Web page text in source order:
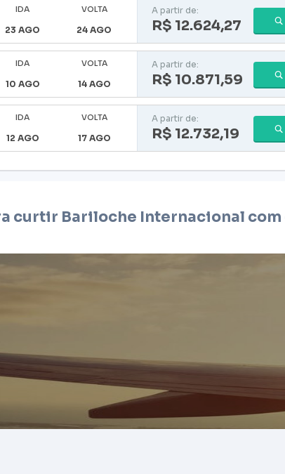
IDA
23 AGO
VOLTA
24 AGO
A partir de:
R$ 12.624,27
IDA
10 AGO
VOLTA
14 AGO
A partir de:
R$ 10.871,59
IDA
12 AGO
VOLTA
17 AGO
A partir de:
R$ 12.732,19
curtir Bariloche Internacional